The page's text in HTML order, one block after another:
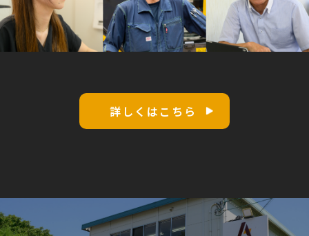
詳しくはこちら